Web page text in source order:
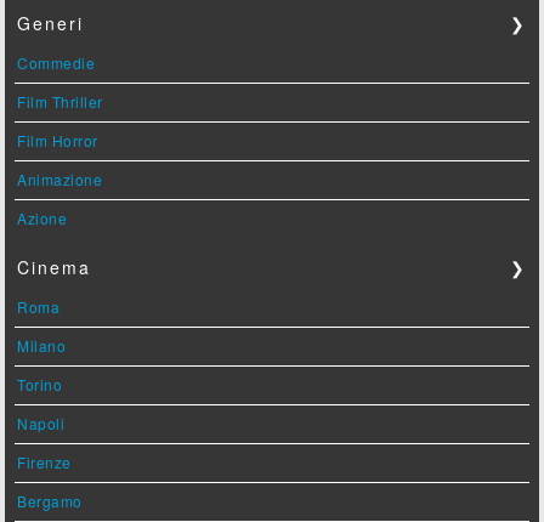
Generi ❯
Commedie
Film Thriller
Film Horror
Animazione
Azione
Cinema ❯
Roma
Milano
Torino
Napoli
Firenze
Bergamo